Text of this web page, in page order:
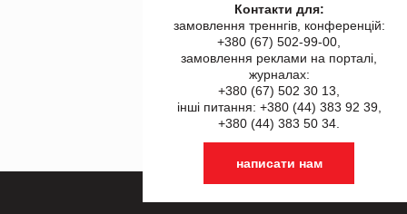
Контакти для:
замовлення треннгів, конференцій:
+380 (67) 502-99-00,
замовлення реклами на порталі,
журналах:
+380 (67) 502 30 13,
інші питання: +380 (44) 383 92 39,
+380 (44) 383 50 34.
написати нам